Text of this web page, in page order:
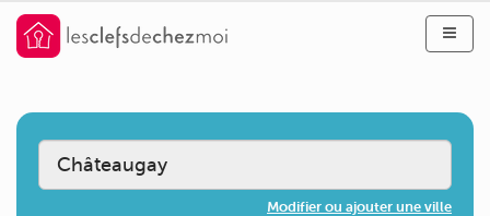
Modifier ou ajouter une ville